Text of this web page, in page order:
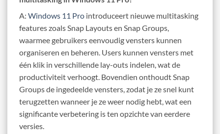
A: Windows 11 Pro introduceert nieuwe multitasking
features zoals Snap Layouts en Snap Groups,
waarmee gebruikers eenvoudig vensters kunnen
organiseren en beheren. Users kunnen vensters met
één klik in verschillende lay-outs indelen, wat de
productiviteit verhoogt. Bovendien onthoudt Snap
Groups de ingedeelde vensters, zodat je ze snel kunt
terugzetten wanneer je ze weer nodig hebt, wat een
significante verbetering is ten opzichte van eerdere
versies.